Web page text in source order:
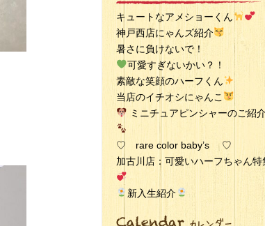
キュートなアメショーくん
神戸西店にゃんズ紹介
暑さに負けないで！
可愛すぎないかい？！
素敵な笑顔のハーフくん
当店のイチオシにゃんこ
ミニチュアピンシャーのご紹
♡ rare color baby’s ♡
加古川店：可愛いハーフちゃん特
新入生紹介